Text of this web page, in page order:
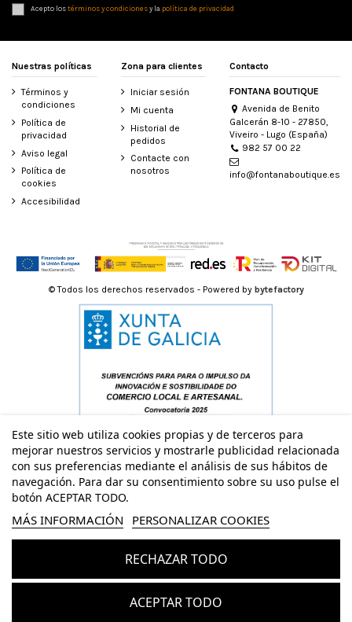
Acepto lostérminos y condicionesy la política de privacidad
Nuestras políticas
Términos y
condiciones
Política de
privacidad
Aviso legal
Política de
cookies
Accesibilidad
Zona para clientes
Iniciar sesión
Mi cuenta
Historial de
pedidos
Contacte con
nosotros
Contacto
FONTANA BOUTIQUE
Avenida de Benito
Galcerán 8-10 - 27850,
Viveiro - Lugo (España)
982 57 00 22
info@fontanaboutique.es
Este sitio web utiliza cookies propias y de terceros para
mejorar nuestros servicios y mostrarle publicidad relacionada
con sus preferencias mediante el análisis de sus hábitos de
navegación. Para dar su consentimiento sobre su uso pulse el
botón ACEPTAR TODO.
MÁS INFORMACIÓN PERSONALIZAR COOKIES
RECHAZAR TODO
ACEPTAR TODO
© Todos los derechos reservados - Powered by bytefactory